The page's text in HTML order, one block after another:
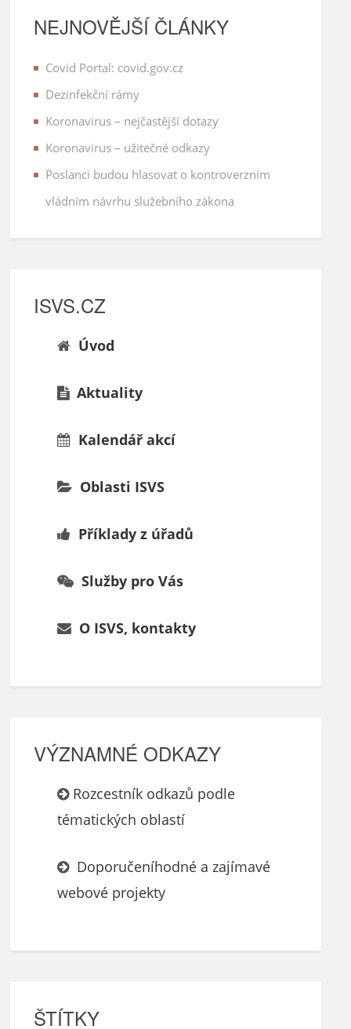
NEJNOVĚJŠÍ ČLÁNKY
Covid Portal: covid.gov.cz
Dezinfekční rámy
Koronavirus – nejčastější dotazy
Koronavirus – užitečné odkazy
Poslanci budou hlasovat o kontroverzním
vládním návrhu služebního zákona
ISVS.CZ
Úvod
Aktuality
Kalendář akcí
Oblasti ISVS
Příklady z úřadů
Služby pro Vás
O ISVS, kontakty
VÝZNAMNÉ ODKAZY
Rozcestník odkazů podle
tématických oblastí
Doporučeníhodné a zajímavé
webové projekty
ŠTÍTKY